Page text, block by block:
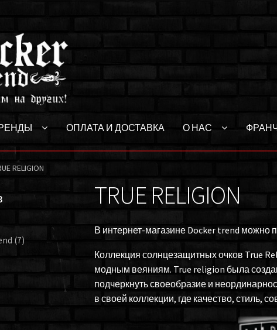
ОПЛАТА И ДОСТАВКА О НАС
RELIGION
TRUE RELIGION
В интернет-магазине Docker trend можно
Коллекция солнцезащитных очков True
модным веяниям. True religion была
подчеркнуть своеобразие и
в своей коллекции, где качество, стиль,
(7)